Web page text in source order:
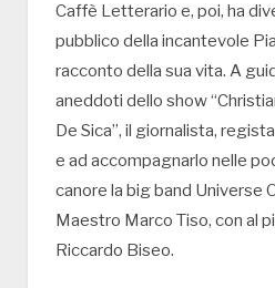
Caffè Letterario e, poi, ha
pubblico della incantevole
racconto della sua vita. A
aneddoti dello show
De Sica”, il giornalista,
e ad accompagnarlo nelle
canore la big band Universe
Maestro Marco Tiso, con al
Riccardo Biseo.